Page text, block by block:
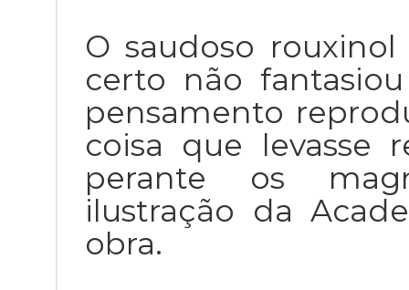
O saudoso
certo não
pensamento
coisa que levasse
perante os
ilustração da
obra.